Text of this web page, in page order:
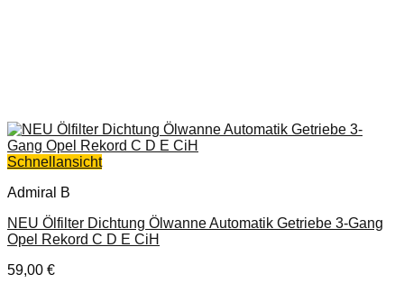
Schnellansicht
Admiral B
NEU Ölfilter Dichtung Ölwanne Automatik Getriebe 3-Gang
Opel Rekord C D E CiH
59,00 €